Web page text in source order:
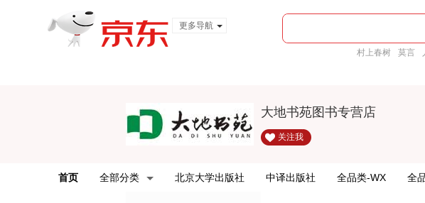
更多导航
村上春树 莫言
大地书苑图书专营店
关注我
首页 全部分类 北京大学出版社 中译出版社 全品类-WX 全